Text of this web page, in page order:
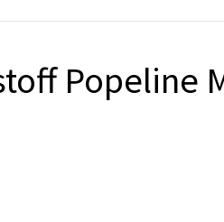
Popeline